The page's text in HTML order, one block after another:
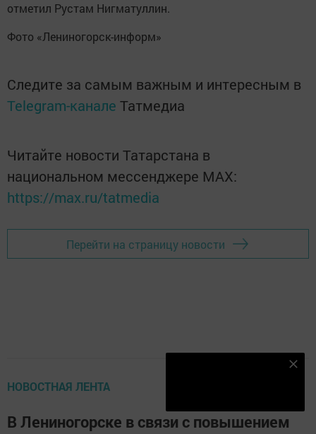
отметил Рустам Нигматуллин.
Фото «Лениногорск-информ»
Следите за самым важным и интересным в
Telegram-канале Татмедиа
Читайте новости Татарстана в
национальном мессенджере MАХ:
https://max.ru/tatmedia
Перейти на страницу новости
НОВОСТНАЯ ЛЕНТА
В Лениногорске в связи с повышением